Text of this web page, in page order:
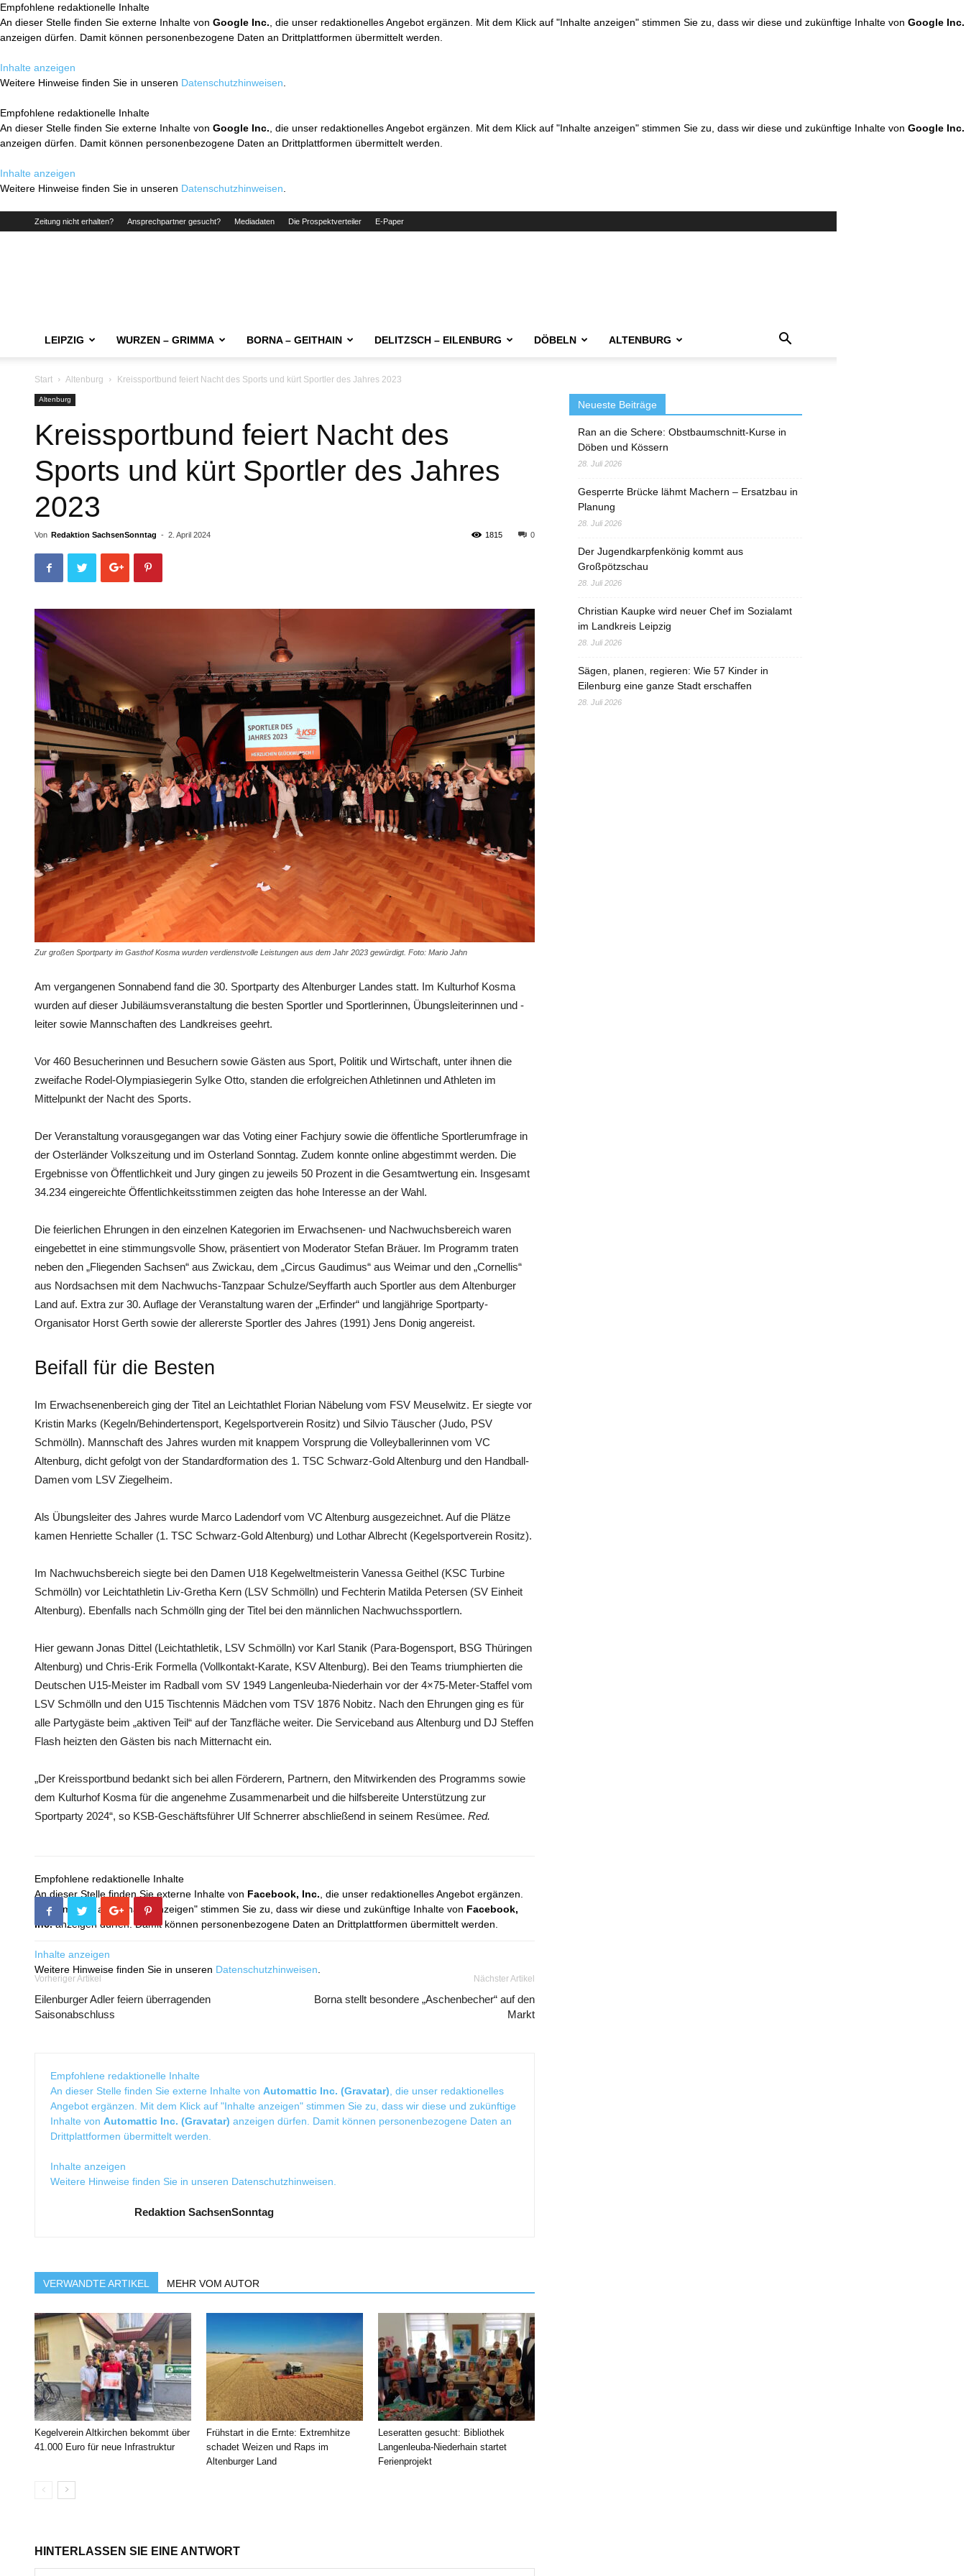
Empfohlene redaktionelle Inhalte
An dieser Stelle finden Sie externe Inhalte von Google Inc. , die unser redaktionelles Angebot ergänzen. Mit dem Klick auf "Inhalte anzeigen" stimmen Sie zu, dass wir diese und zukünftige Inhalte von Google Inc.
anzeigen dürfen. Damit können personenbezogene Daten an Drittplattformen übermittelt werden.
Inhalte anzeigen
Weitere Hinweise finden Sie in unseren Datenschutzhinweisen
Empfohlene redaktionelle Inhalte
An dieser Stelle finden Sie externe Inhalte von Google Inc. , die unser redaktionelles Angebot ergänzen. Mit dem Klick auf "Inhalte anzeigen" stimmen Sie zu, dass wir diese und zukünftige Inhalte von Google Inc.
anzeigen dürfen. Damit können personenbezogene Daten an Drittplattformen übermittelt werden.
Inhalte anzeigen
Weitere Hinweise finden Sie in unseren Datenschutzhinweisen
Zeitung nicht erhalten? Ansprechpartner gesucht? Mediadaten Die Prospektverteiler E-Paper
LEIPZIG WURZEN – GRIMMA BORNA – GEITHAIN DELITZSCH – EILENBURG DÖBELN ALTENBURG
Start Altenburg Kreissportbund feiert Nacht des Sports und kürt Sportler des Jahres 2023
Altenburg
Kreissportbund feiert Nacht des
Sports und kürt Sportler des Jahres
2023
Von Redaktion SachsenSonntag - 2. April 2024 0
1815
Zur großen Sportparty im Gasthof Kosma wurden verdienstvolle Leistungen aus dem Jahr 2023 gewürdigt. Foto: Mario Jahn
Am vergangenen Sonnabend fand die 30. Sportparty des Altenburger Landes statt. Im Kulturhof Kosma
wurden auf dieser Jubiläumsveranstaltung die besten Sportler und Sportlerinnen, Übungsleiterinnen und -
leiter sowie Mannschaften des Landkreises geehrt.
Vor 460 Besucherinnen und Besuchern sowie Gästen aus Sport, Politik und Wirtschaft, unter ihnen die
zweifache Rodel-Olympiasiegerin Sylke Otto, standen die erfolgreichen Athletinnen und Athleten im
Mittelpunkt der Nacht des Sports.
Der Veranstaltung vorausgegangen war das Voting einer Fachjury sowie die öffentliche Sportlerumfrage in
der Osterländer Volkszeitung und im Osterland Sonntag. Zudem konnte online abgestimmt werden. Die
Ergebnisse von Öffentlichkeit und Jury gingen zu jeweils 50 Prozent in die Gesamtwertung ein. Insgesamt
34.234 eingereichte Öffentlichkeitsstimmen zeigten das hohe Interesse an der Wahl.
Die feierlichen Ehrungen in den einzelnen Kategorien im Erwachsenen- und Nachwuchsbereich waren
eingebettet in eine stimmungsvolle Show, präsentiert von Moderator Stefan Bräuer. Im Programm traten
neben den „Fliegenden Sachsen“ aus Zwickau, dem „Circus Gaudimus“ aus Weimar und den „Cornellis“
aus Nordsachsen mit dem Nachwuchs-Tanzpaar Schulze/Seyffarth auch Sportler aus dem Altenburger
Land auf. Extra zur 30. Auflage der Veranstaltung waren der „Erfinder“ und langjährige Sportparty-
Organisator Horst Gerth sowie der allererste Sportler des Jahres (1991) Jens Donig angereist.
Beifall für die Besten
Im Erwachsenenbereich ging der Titel an Leichtathlet Florian Näbelung vom FSV Meuselwitz. Er siegte vor
Kristin Marks (Kegeln/Behindertensport, Kegelsportverein Rositz) und Silvio Täuscher (Judo, PSV
Schmölln). Mannschaft des Jahres wurden mit knappem Vorsprung die Volleyballerinnen vom VC
Altenburg, dicht gefolgt von der Standardformation des 1. TSC Schwarz-Gold Altenburg und den Handball-
Damen vom LSV Ziegelheim.
Als Übungsleiter des Jahres wurde Marco Ladendorf vom VC Altenburg ausgezeichnet. Auf die Plätze
kamen Henriette Schaller (1. TSC Schwarz-Gold Altenburg) und Lothar Albrecht (Kegelsportverein Rositz).
Im Nachwuchsbereich siegte bei den Damen U18 Kegelweltmeisterin Vanessa Geithel (KSC Turbine
Schmölln) vor Leichtathletin Liv-Gretha Kern (LSV Schmölln) und Fechterin Matilda Petersen (SV Einheit
Altenburg). Ebenfalls nach Schmölln ging der Titel bei den männlichen Nachwuchssportlern.
Hier gewann Jonas Dittel (Leichtathletik, LSV Schmölln) vor Karl Stanik (Para-Bogensport, BSG Thüringen
Altenburg) und Chris-Erik Formella (Vollkontakt-Karate, KSV Altenburg). Bei den Teams triumphierten die
Deutschen U15-Meister im Radball vom SV 1949 Langenleuba-Niederhain vor der 4×75-Meter-Staffel vom
LSV Schmölln und den U15 Tischtennis Mädchen vom TSV 1876 Nobitz. Nach den Ehrungen ging es für
alle Partygäste beim „aktiven Teil“ auf der Tanzfläche weiter. Die Serviceband aus Altenburg und DJ Steffen
Flash heizten den Gästen bis nach Mitternacht ein.
„Der Kreissportbund bedankt sich bei allen Förderern, Partnern, den Mitwirkenden des Programms sowie
dem Kulturhof Kosma für die angenehme Zusammenarbeit und die hilfsbereite Unterstützung zur
Sportparty 2024“, so KSB-Geschäftsführer Ulf Schnerrer abschließend in seinem Resümee. Red.
Empfohlene redaktionelle Inhalte
An dieser Stelle finden Sie externe Inhalte von Facebook, Inc. , die unser redaktionelles Angebot ergänzen.
Mit dem Klick auf "Inhalte anzeigen" stimmen Sie zu, dass wir diese und zukünftige Inhalte von Facebook,
Inc.anzeigen dürfen. Damit können personenbezogene Daten an Drittplattformen übermittelt werden.
Inhalte anzeigen
Weitere Hinweise finden Sie in unseren Datenschutzhinweisen
Vorheriger Artikel
Eilenburger Adler feiern überragenden
Saisonabschluss
Nächster Artikel
Borna stellt besondere „Aschenbecher“ auf den
Markt
Empfohlene redaktionelle Inhalte
An dieser Stelle finden Sie externe Inhalte von Automattic Inc. (Gravatar) , die unser redaktionelles
Angebot ergänzen. Mit dem Klick auf "Inhalte anzeigen" stimmen Sie zu, dass wir diese und zukünftige
Inhalte von Automattic Inc. (Gravatar) anzeigen dürfen. Damit können personenbezogene Daten an
Drittplattformen übermittelt werden.
Inhalte anzeigen
Weitere Hinweise finden Sie in unseren Datenschutzhinweisen
Redaktion SachsenSonntag
VERWANDTE ARTIKEL MEHR VOM AUTOR
Kegelverein Altkirchen bekommt über
41.000 Euro für neue Infrastruktur
Frühstart in die Ernte: Extremhitze
schadet Weizen und Raps im
Altenburger Land
Leseratten gesucht: Bibliothek
Langenleuba-Niederhain startet
Ferienprojekt
HINTERLASSEN SIE EINE ANTWORT
Neueste Beiträge
Ran an die Schere: Obstbaumschnitt-Kurse in
Döben und Kössern
28. Juli 2026
Gesperrte Brücke lähmt Machern – Ersatzbau in
Planung
28. Juli 2026
Der Jugendkarpfenkönig kommt aus
Großpötzschau
28. Juli 2026
Christian Kaupke wird neuer Chef im Sozialamt
im Landkreis Leipzig
28. Juli 2026
Sägen, planen, regieren: Wie 57 Kinder in
Eilenburg eine ganze Stadt erschaffen
28. Juli 2026